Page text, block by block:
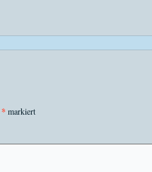
*markiert